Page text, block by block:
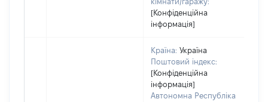
[Конфіденційна
інформація]
Країна: Україна
Поштовий індекс:
[Конфіденційна
інформація]
Автономна Республіка